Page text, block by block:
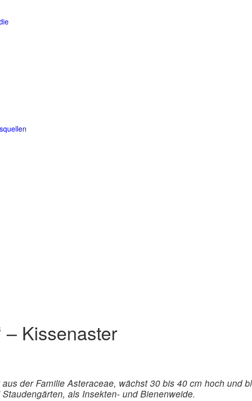
– Kissenaster
der Familie Asteraceae, wächst 30 bis 40 cm hoch und
als Insekten- und Bienenweide.